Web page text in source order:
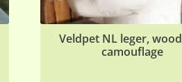
Veldpet NL leger,
camouflage